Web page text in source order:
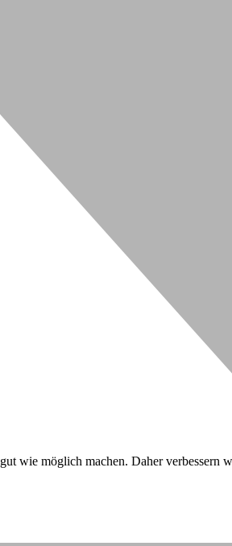
wie möglich machen. Daher